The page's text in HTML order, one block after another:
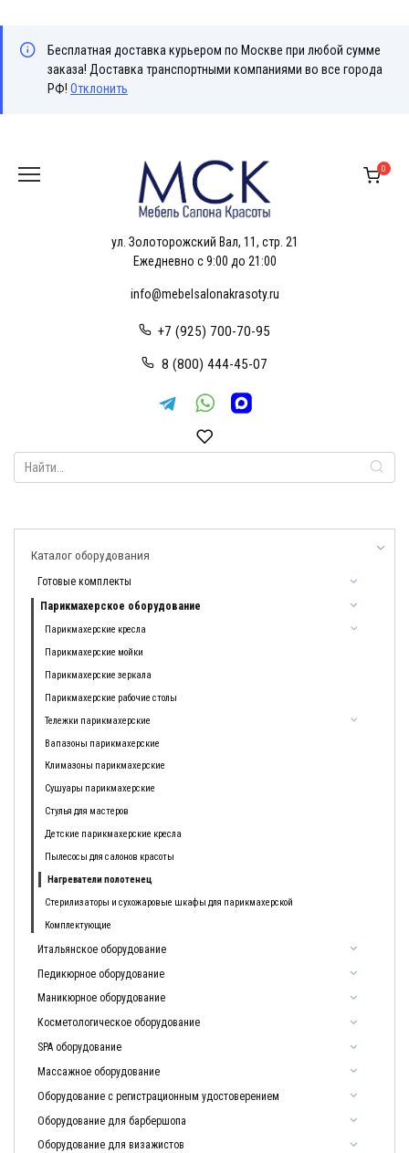
Бесплатная доставка курьером по Москве при любой сумме
заказа! Доставка транспортными компаниями во все города
РФ! Отклонить
содержанию
ул. Золоторожский Вал, 11, стр. 21
Ежедневно с 9:00 до 21:00
info@mebelsalonakrasoty.ru
+7 (925) 700-70-95
8 (800) 444-45-07
0
Search
for:
Каталог оборудования
Готовые комплекты
Парикмахерское оборудование
Парикмахерские кресла
Парикмахерские мойки
Парикмахерские зеркала
Парикмахерские рабочие столы
Тележки парикмахерские
Вапазоны парикмахерские
Климазоны парикмахерские
Сушуары парикмахерские
Стулья для мастеров
Детские парикмахерские кресла
Пылесосы для салонов красоты
Нагреватели полотенец
Стерилизаторы и сухожаровые шкафы для парикмахерской
Комплектующие
Итальянское оборудование
Педикюрное оборудование
Маникюрное оборудование
Косметологическое оборудование
SPA оборудование
Массажное оборудование
Оборудование с регистрационным удостоверением
Оборудование для барбершопа
Оборудование для визажистов